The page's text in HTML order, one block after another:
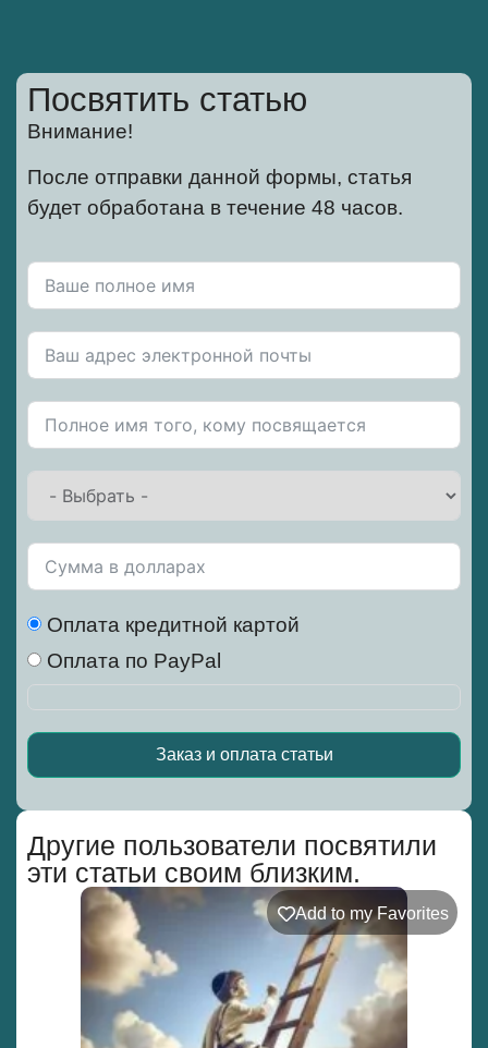
Другие пользователи посвятили
эти статьи своим близким.
Add to my Favorites
Посвятить статью
Внимание!
После отправки данной формы, статья
будет обработана в течение 48 часов.
Оплата кредитной картой
Оплата по PayPal
Заказ и оплата статьи
Alternative: